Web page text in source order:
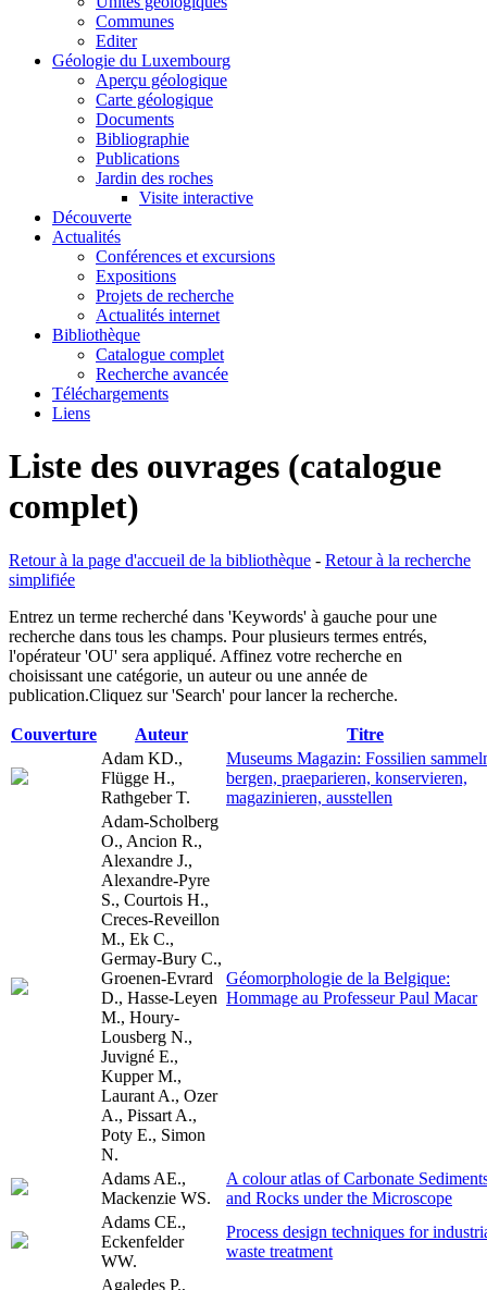
Communes
Editer
Géologie du Luxembourg
Aperçu géologique
Carte géologique
Documents
Bibliographie
Publications
Jardin des roches
Visite interactive
Découverte
Actualités
Conférences et excursions
Expositions
Projets de recherche
Actualités internet
Bibliothèque
Catalogue complet
Recherche avancée
Téléchargements
Liens
Liste des ouvrages (catalogue
complet)
Retour à la page d'accueil de la bibliothèque - Retour à la recherche
simplifiée
Entrez un terme recherché dans 'Keywords' à gauche pour une
recherche dans tous les champs. Pour plusieurs termes entrés,
l'opérateur 'OU' sera appliqué. Affinez votre recherche en
choisissant une catégorie, un auteur ou une année de
publication.Cliquez sur 'Search' pour lancer la recherche.
Couverture Auteur
Titre
Adam KD.,
Flügge H.,
Rathgeber T.
Museums Magazin: Fossilien
bergen, praeparieren, konservieren,
magazinieren, ausstellen
Adam-Scholberg
O., Ancion R.,
Alexandre J.,
Alexandre-Pyre
S., Courtois H.,
Creces-Reveillon
M., Ek C.,
Germay-Bury C.,
Groenen-Evrard
D., Hasse-Leyen
M., Houry-
Lousberg N.,
Juvigné E.,
Kupper M.,
Laurant A., Ozer
A., Pissart A.,
Poty E., Simon
N.
Géomorphologie de la Belgique:
Hommage au Professeur Paul Macar
Adams AE.,
Mackenzie WS.
A colour atlas of Carbonate
and Rocks under the Microscope
Adams CE.,
Eckenfelder
WW.
Process design techniques for
waste treatment
Agaledes P.,